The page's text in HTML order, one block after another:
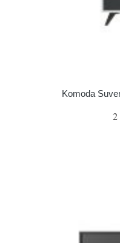
Komoda